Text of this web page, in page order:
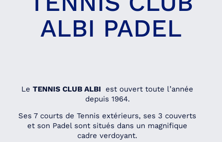
ALBI PADEL
LeTENNIS CLUB ALBI
est ouvert toute l’année
depuis 1964.
Ses 7 courts de Tennis extérieurs, ses 3 couverts
et son Padel sont situés dans un magnifique
cadre verdoyant.